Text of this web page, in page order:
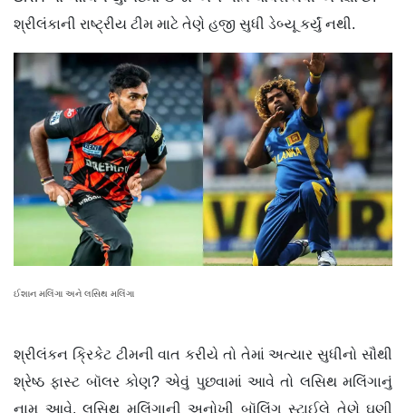
શ્રીલંકાની રાષ્ટ્રીય ટીમ માટે તેણે હજી સુધી ડેબ્યૂ કર્યું નથી.
ઈશાન મલિંગા અને લસિથ મલિંગા
શ્રીલંકન ક્રિકેટ ટીમની વાત કરીયે તો તેમાં અત્યાર સુધીનો સૌથી
શ્રેષ્ઠ ફાસ્ટ બૉલર કોણ? એવું પુછવામાં આવે તો લસિથ મલિંગાનું
નામ આવે. લસિથ મલિંગાની અનોખી બૉલિંગ સ્ટાઈલે તેણે ઘણી